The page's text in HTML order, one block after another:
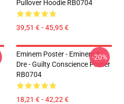
Pullover Hoodie RB0704
39,51 € - 45,95 €
Eminem Poster - Eminem &
Dre - Guilty Conscience Poster
RB0704
18,21 € - 42,22 €
-20%